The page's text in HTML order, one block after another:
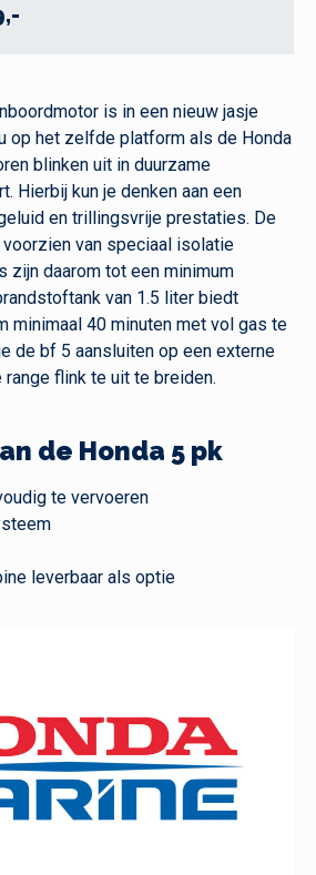
is in een nieuw jasje
op het zelfde platform als de Honda
blinken uit in duurzame
Hierbij kun je denken aan een
en trillingsvrije prestaties. De
van speciaal isolatie
zijn daarom tot een minimum
van 1.5 liter biedt
minimaal 40 minuten met vol gas te
de bf 5 aansluiten op een externe
flink te uit te breiden.
de Honda 5 pk
te vervoeren
leverbaar als optie